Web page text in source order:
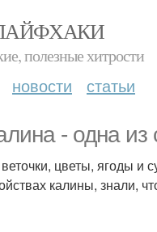
полезные хитрости
новости статьи
- одна из
цветы, ягоды и
калины, знали,